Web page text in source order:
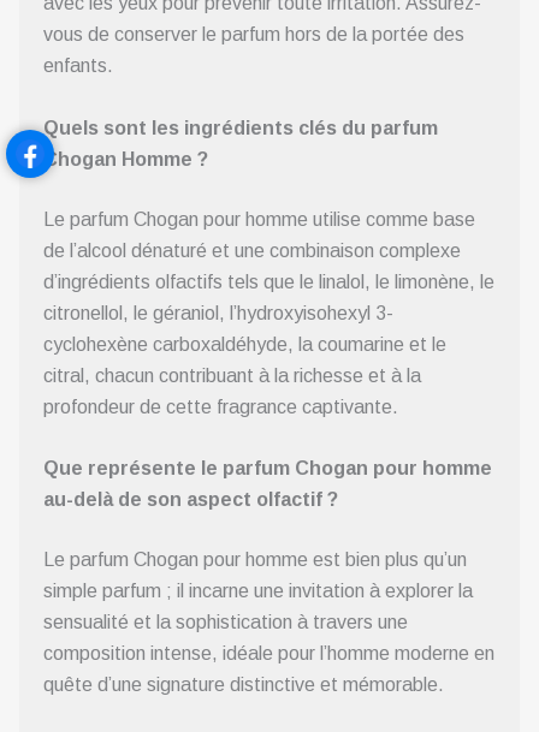
vous de conserver le parfum hors de la portée des
enfants.
Quels sont les ingrédients clés du parfum
Chogan Homme ?
Le parfum Chogan pour homme utilise comme base
de l’alcool dénaturé et une combinaison complexe
d’ingrédients olfactifs tels que le linalol, le limonène, le
citronellol, le géraniol, l’hydroxyisohexyl 3-
cyclohexène carboxaldéhyde, la coumarine et le
citral, chacun contribuant à la richesse et à la
profondeur de cette fragrance captivante.
Que représente le parfum Chogan pour homme
au-delà de son aspect olfactif ?
Le parfum Chogan pour homme est bien plus qu’un
simple parfum ; il incarne une invitation à explorer la
sensualité et la sophistication à travers une
composition intense, idéale pour l’homme moderne en
quête d’une signature distinctive et mémorable.